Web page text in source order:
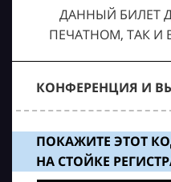
ДАННЫЙ БИЛЕТ
ПЕЧАТНОМ, ТАК И
КОНФЕРЕНЦИЯ И
ПОКАЖИТЕ ЭТОТ
НА СТОЙКЕ